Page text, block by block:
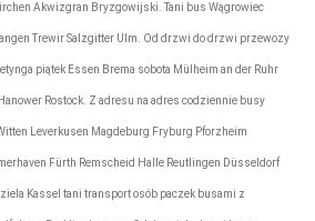
Akwizgran Bryzgowijski. Tani bus Wągrowiec
Trewir Salzgitter Ulm. Od drzwi do drzwi przewozy
piątek Essen Brema sobota Mülheim an der Ruhr
Rostock. Z adresu na adres codziennie busy
Leverkusen Magdeburg Fryburg Pforzheim
Fürth Remscheid Halle Reutlingen Düsseldorf
Kassel tani transport osób paczek busami z